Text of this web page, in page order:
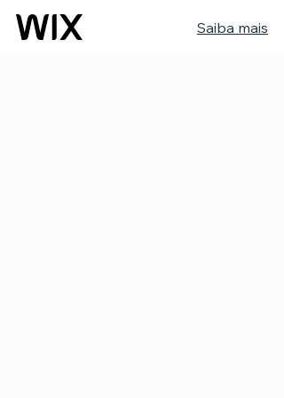
Saiba mais